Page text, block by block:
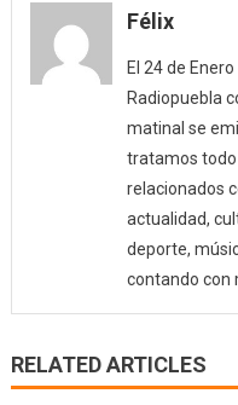
Félix
El 24 de
Radiopuebla
matinal se
tratamos
relacionados
actualidad,
deporte,
contando con
RELATED ARTICLES